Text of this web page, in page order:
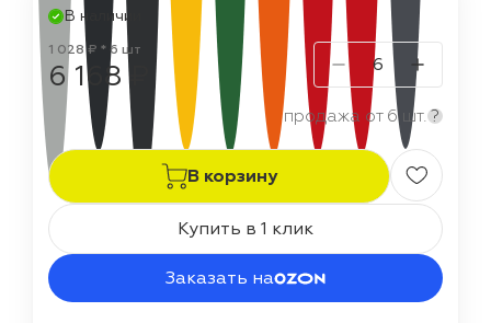
В наличии
1 028 ₽ * 6 шт
6 168 ₽
продажа от 6 шт. ?
В корзину
Купить в 1 клик
Заказать на